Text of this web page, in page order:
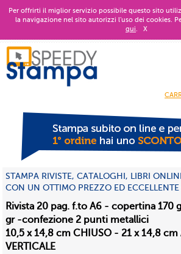
Per offrirti il miglior servizio possibile questo sito
la navigazione nel sito autorizzi l’uso dei cookies.
qui. X
STAMPA RIVISTE, CATALOGHI, LIBRI
CON UN OTTIMO PREZZO ED ECCELLENTE
Rivista 20 pag. f.to A6 - copertina 170
gr -confezione 2 punti metallici
10,5 x 14,8 cm CHIUSO - 21 x 14,8 cm
VERTICALE